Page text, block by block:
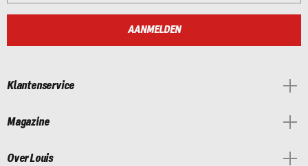
AANMELDEN
Klantenservice
Magazine
Over Louis